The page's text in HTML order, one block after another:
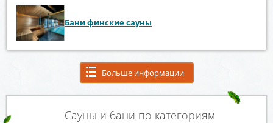
Бани финские сауны
Больше информации
Сауны и бани по категориям